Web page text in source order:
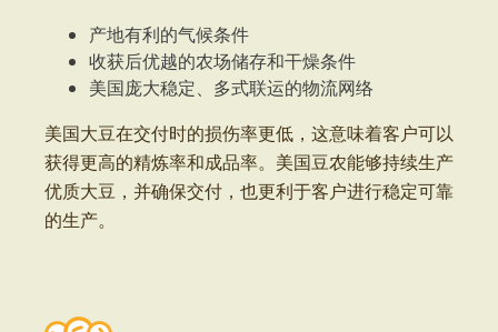
产地有利的气候条件
收获后优越的农场储存和干燥条件
美国庞大稳定、多式联运的物流网络
美国大豆在交付时的损伤率更低，这意味着客户可以
获得更高的精炼率和成品率。美国豆农能够持续生产
优质大豆，并确保交付，也更利于客户进行稳定可靠
的生产。